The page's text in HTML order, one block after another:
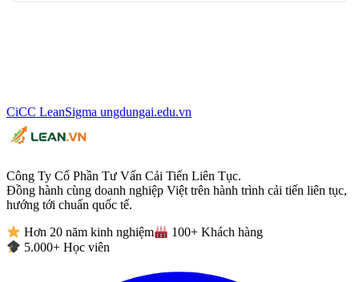
CiCC LeanSigma ungdungai.edu.vn
Công Ty Cổ Phần Tư Vấn Cải Tiến Liên Tục.
Đồng hành cùng doanh nghiệp Việt trên hành trình cải tiến liên tục,
hướng tới chuẩn quốc tế.
Hơn 20 năm kinh nghiệm
100+ Khách hàng
5.000+ Học viên